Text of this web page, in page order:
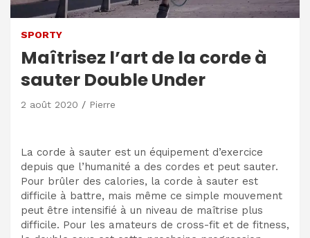
SPORTY
Maîtrisez l’art de la corde à
sauter Double Under
2 août 2020 Pierre
La corde à sauter est un équipement d’exercice
depuis que l’humanité a des cordes et peut sauter.
Pour brûler des calories, la corde à sauter est
difficile à battre, mais même ce simple mouvement
peut être intensifié à un niveau de maîtrise plus
difficile. Pour les amateurs de cross-fit et de fitness,